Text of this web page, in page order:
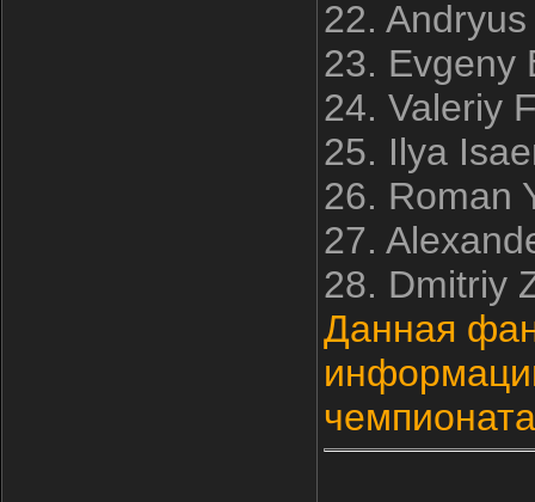
22.
23. Evgeny
24. Valeriy
25. Ilya
26. Roman
27.
28. Dmitriy
Данная
чемпионата